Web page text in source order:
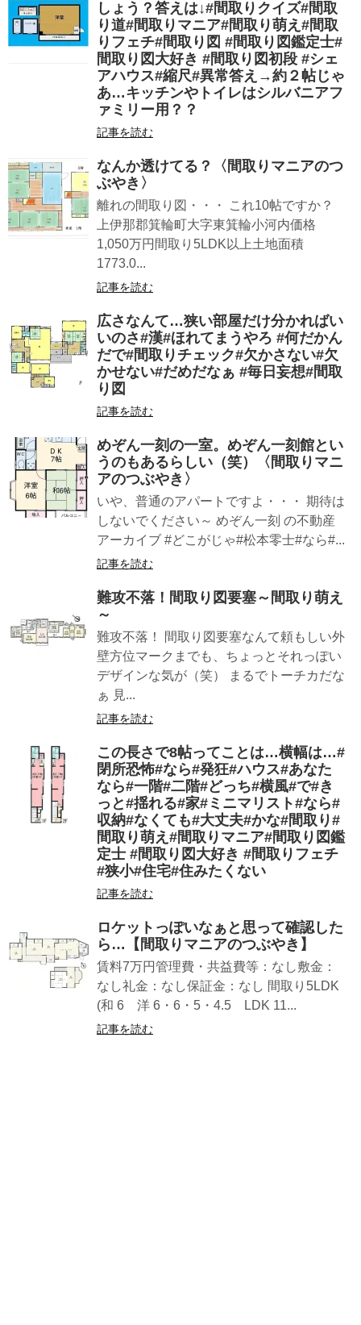
しょう？答えは↓#間取りクイズ#間取
り道#間取りマニア#間取り萌え#間取
りフェチ#間取り図 #間取り図鑑定士#
間取り図大好き #間取り図初段 #シェ
アハウス#縮尺#異常答え→約２帖じゃ
あ…キッチンやトイレはシルバニアフ
ァミリー用？？
記事を読む
なんか透けてる？〈間取りマニアのつ
ぶやき〉
離れの間取り図・・・ これ10帖ですか？
上伊那郡箕輪町大字東箕輪小河内価格
1,050万円間取り5LDK以上土地面積
1773.0...
記事を読む
広さなんて…狭い部屋だけ分かればい
いのさ#漢#ほれてまうやろ #何だかん
だで#間取りチェック#欠かさない#欠
かせない#だめだなぁ #毎日妄想#間取
り図
記事を読む
めぞん一刻の一室︎。めぞん一刻館とい
うのもあるらしい（笑）〈間取りマニ
アのつぶやき〉
いや、普通のアパートですよ・・・ 期待は
しないでください～ めぞん一刻 の不動産
アーカイブ #どこがじゃ#松本零士#なら#...
記事を読む
難攻不落！間取り図要塞︎～間取り萌え
～
難攻不落！ 間取り図要塞︎なんて頼もしい外
壁方位マークまでも、ちょっとそれっぽい
デザインな気が（笑） まるでトーチカだな
ぁ 見...
記事を読む
この長さで8帖ってことは…横幅は…#
閉所恐怖#なら#発狂#ハウス#あなた
なら#一階#二階#どっち#横風#で#き
っと#揺れる#家#ミニマリスト#なら#
収納#なくても#大丈夫#かな#間取り#
間取り萌え#間取りマニア#間取り図鑑
定士 #間取り図大好き #間取りフェチ
#狭小#住宅#住みたくない
記事を読む
ロケットっぽいなぁと思って確認した
ら…【間取りマニアのつぶやき】
賃料7万円管理費・共益費等：なし敷金：
なし礼金：なし保証金：なし 間取り5LDK
(和 6 洋 6・6・5・4.5 LDK 11...
記事を読む